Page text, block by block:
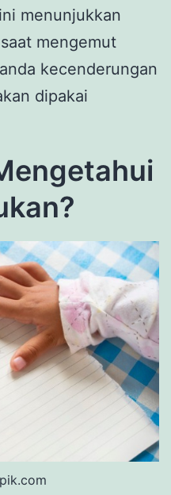
menunjukkan
mengemut
kecenderungan
dipakai